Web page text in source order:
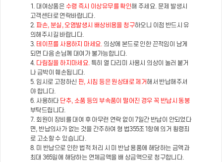
1. 대여상품은 수령 즉시 이상유무를 확인해 주세요. 문제 발생시
고객센터로 연락바랍니다.
2. 파손, 분실, 오염발생시 배상비용을 청구하오니 이점 반드시 유
의해주시길 바랍니다.
3. 테이프를 사용하지 마세요. 의상에 본드로 인한 끈적임이 남게
되면 다음 손님께 대여가 불가능합니다.
4. 다림질을 하지마세요. 특히 열 다리미 사용시 의상이 눌러 붙거
나 금박이 훼손됩니다.
5. 임시로 고정하신 핀, 시침 등은 원상태로 제거 해서 반납해주셔
야 합니다.
6. 사용하다 단추, 소품 등의 부속품이 떨어진 경우 꼭 반납시 동봉
부탁드립니다.
7. 회원이 장비를 대여 후 아무런 연락 없이 7일간 반납이 안되었다
면, 반납의사가 없는 것을 간주하여 형 법355조1항에 의거 횡령죄
로 고소할 수 있습니다.
8. 미 반납으로 인한 법적 처리 시 미 반납 용품에 해당하는 금액과
최대 365일에 해당하는 연체금액을 배 상금액으로 청구합니다.